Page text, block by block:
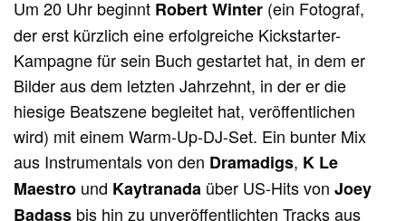
Um 20 Uhr beginnt Robert Winter (ein Fotograf,
der erst kürzlich eine erfolgreiche Kickstarter-
Kampagne für sein Buch gestartet hat, in dem er
Bilder aus dem letzten Jahrzehnt, in der er die
hiesige Beatszene begleitet hat, veröffentlichen
wird) mit einem Warm-Up-DJ-Set. Ein bunter Mix
aus Instrumentals von den Dramadigs, K Le
Maestro und Kaytranada über US-Hits vonJoey
Badass bis hin zu unveröffentlichten Tracks aus